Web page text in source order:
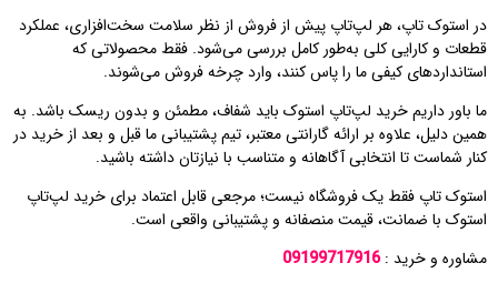
در استوک تاپ، هر لپ‌تاپ پیش از فروش از نظر سلامت سخت‌افزاری، عملکرد
قطعات و کارایی کلی به‌طور کامل بررسی می‌شود. فقط محصولاتی که
استانداردهای کیفی ما را پاس کنند، وارد چرخه فروش می‌شوند.
ما باور داریم خرید لپ‌تاپ استوک باید شفاف، مطمئن و بدون ریسک باشد. به
همین دلیل، علاوه بر ارائه گارانتی معتبر، تیم پشتیبانی ما قبل و بعد از خرید در
کنار شماست تا انتخابی آگاهانه و متناسب با نیازتان داشته باشید.
استوک تاپ فقط یک فروشگاه نیست؛ مرجعی قابل اعتماد برای خرید لپ‌تاپ
استوک با ضمانت، قیمت منصفانه و پشتیبانی واقعی است.
مشاوره و خرید :09199717916